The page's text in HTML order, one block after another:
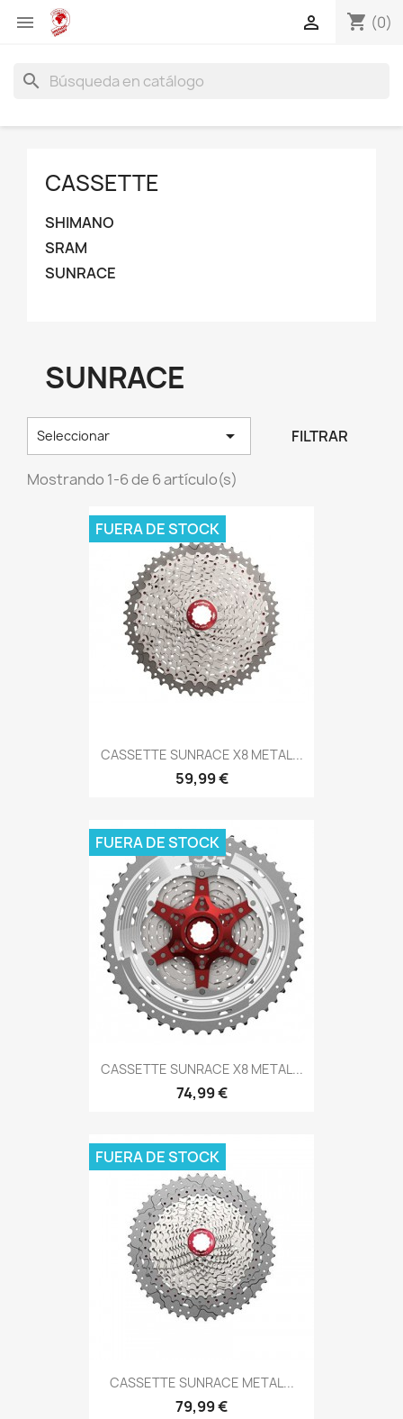
 shopping_cart (0)

search
CASSETTE
SHIMANO
SRAM
SUNRACE
SUNRACE
Seleccionar  FILTRAR
Mostrando 1-6 de 6 artículo(s)
CASSETTE SUNRACE X8 METAL...
59,99 €
FUERA DE STOCK
CASSETTE SUNRACE X8 METAL...
74,99 €
FUERA DE STOCK
CASSETTE SUNRACE METAL...
79,99 €
FUERA DE STOCK